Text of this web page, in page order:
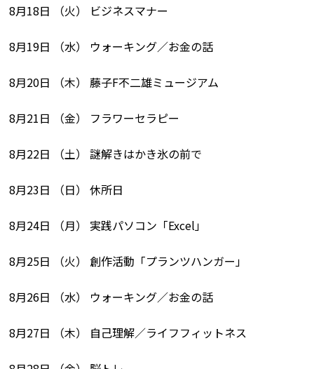
8月18日 （火） ビジネスマナー
8月19日 （水） ウォーキング／お金の話
8月20日 （木） 藤子F不二雄ミュージアム
8月21日 （金） フラワーセラピー
8月22日 （土） 謎解きはかき氷の前で
8月23日 （日） 休所日
8月24日 （月） 実践パソコン「Excel」
8月25日 （火） 創作活動「プランツハンガー」
8月26日 （水） ウォーキング／お金の話
8月27日 （木） 自己理解／ライフフィットネス